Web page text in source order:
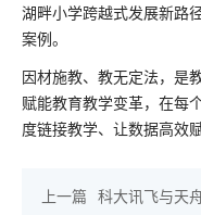
湖畔小学跨越式发展新路
案例。
因材施教、教无定法，是
赋能教育教学变革，在每
度链接教学、让数据高效
上一篇 科大讯飞与天